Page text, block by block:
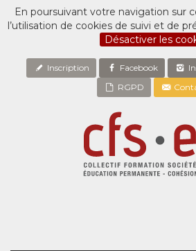
En poursuivant votre navigation sur
l’utilisation de cookies de suivi et de
Désactiver les
Inscription Facebook
RGPD